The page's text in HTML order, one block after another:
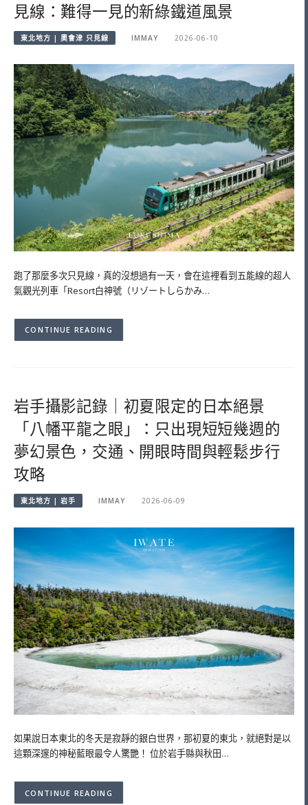
見線：難得一見的新綠鐵道風景
東北地方 | 奧會津 只見線 IMMAY 2026-06-10
跑了那麼多次只見線，真的沒想過有一天，會在這裡看到五能線的超人
氣觀光列車「Resort白神號（リゾートしらかみ…
CONTINUE READING
岩手攝影記錄｜初夏限定的日本絕景
「八幡平龍之眼」：只出現短短幾週的
夢幻景色，交通、開眼時間與輕鬆步行
攻略
東北地方 | 岩手 IMMAY 2026-06-09
如果說日本東北的冬天是寂靜的銀白世界，那初夏的東北，就絕對是以
這顆深邃的神秘藍眼最令人驚艷！ 位於岩手縣與秋田…
CONTINUE READING